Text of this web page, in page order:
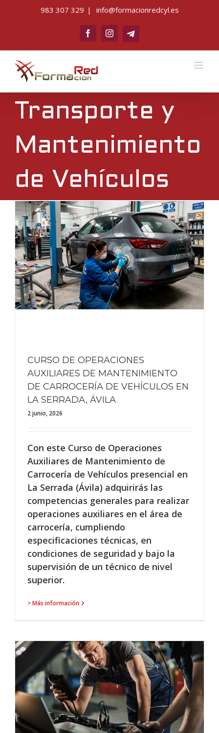
983 307 329 | info@formacionredcyl.es
FacebookInstagram
Telegram
Transporte y
Mantenimiento
de Vehículos
CURSO DE OPERACIONES
AUXILIARES DE MANTENIMIENTO
DE CARROCERÍA DE VEHÍCULOS EN
LA SERRADA, ÁVILA
2 junio, 2026
Con este Curso de Operaciones
Auxiliares de Mantenimiento de
Carrocería de Vehículos presencial en
La Serrada (Ávila) adquirirás las
competencias generales para realizar
operaciones auxiliares en el área de
carrocería, cumpliendo
especificaciones técnicas, en
condiciones de seguridad y bajo la
supervisión de un técnico de nivel
superior.
> Más información